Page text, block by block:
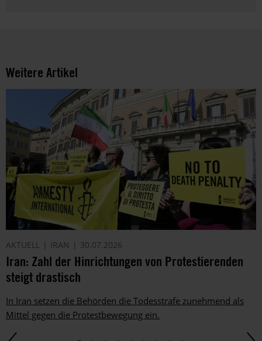
Weitere Artikel
AKTUELL IRAN 30.07.2026
Iran: Zahl der Hinrichtungen von Protestierenden
steigt drastisch
In Iran setzen die Behörden die Todesstrafe zunehmend als
Mittel gegen die Protestbewegung ein.